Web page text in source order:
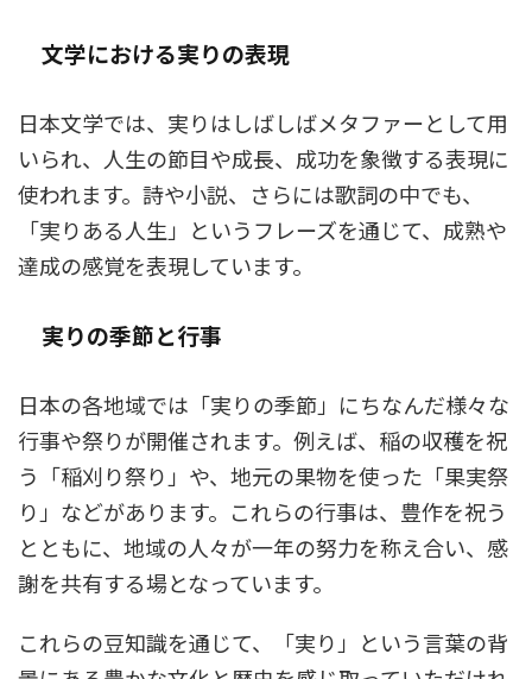
文学における実りの表現
日本文学では、実りはしばしばメタファーとして用
いられ、人生の節目や成長、成功を象徴する表現に
使われます。詩や小説、さらには歌詞の中でも、
「実りある人生」というフレーズを通じて、成熟や
達成の感覚を表現しています。
実りの季節と行事
日本の各地域では「実りの季節」にちなんだ様々な
行事や祭りが開催されます。例えば、稲の収穫を祝
う「稲刈り祭り」や、地元の果物を使った「果実祭
り」などがあります。これらの行事は、豊作を祝う
とともに、地域の人々が一年の努力を称え合い、感
謝を共有する場となっています。
これらの豆知識を通じて、「実り」という言葉の背